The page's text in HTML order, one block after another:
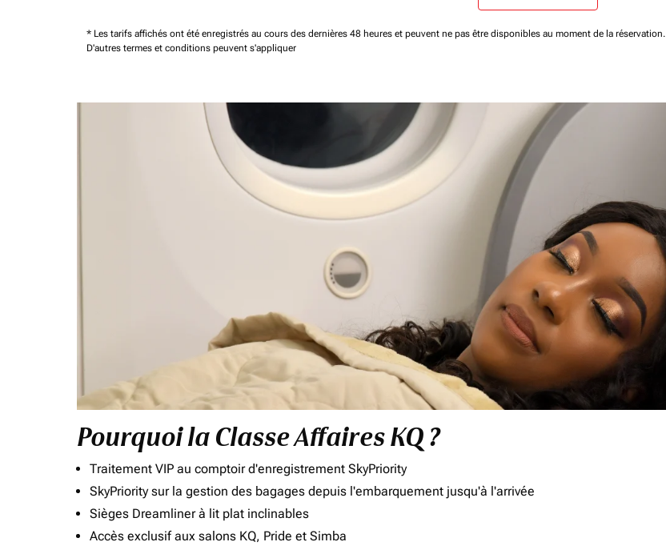
* Les tarifs affichés ont été enregistrés au cours des dernières 48 heures et peuvent ne pas être disponibles au moment de la réservation.
D'autres termes et conditions peuvent s'appliquer
Pourquoi la Classe Affaires KQ ?
Traitement VIP au comptoir d'enregistrement SkyPriority
SkyPriority sur la gestion des bagages depuis l'embarquement jusqu'à l'arrivée
Sièges Dreamliner à lit plat inclinables
Accès exclusif aux salons KQ, Pride et Simba